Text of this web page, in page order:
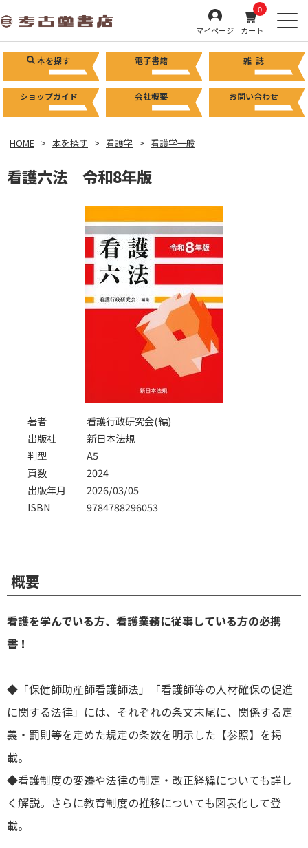
マイページ カート
0
本を探す 電子書籍 雑 誌
ショップガイド 会社概要 お問い合わせ
HOME 本を探す 看護学 看護学一般
看護六法 令和8年版
著者
看護行政研究会(編)
出版社
新日本法規
判型
A5
頁数
2024
出版年月
2026/03/05
ISBN
9784788296053
概要
看護を学んでいる方、看護業務に従事している方の必携
書！
◆「保健師助産師看護師法」「看護師等の人材確保の促進
に関する法律」には、それぞれの条文末尾に、関係する定
義・罰則等を定めた規定の条数を明示した【参照】を掲
載。
◆看護制度の変遷や法律の制定・改正経緯についても詳し
く解説。さらに教育制度の推移についても図表化して登
載。